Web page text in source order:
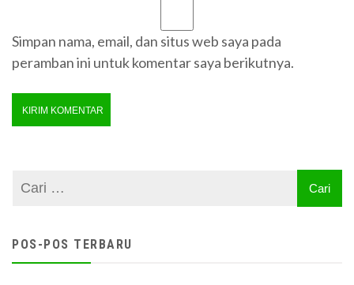
Simpan nama, email, dan situs web saya pada
peramban ini untuk komentar saya berikutnya.
POS-POS TERBARU